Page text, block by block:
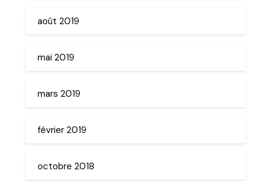
août 2019
mai 2019
mars 2019
février 2019
octobre 2018